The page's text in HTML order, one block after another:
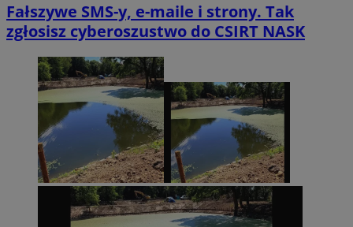
Fałszywe SMS-y, e-maile i strony. Tak
zgłosisz cyberoszustwo do CSIRT NASK